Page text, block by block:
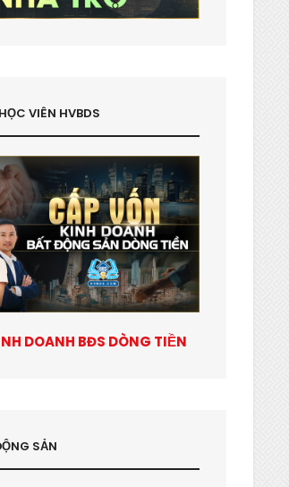
VIÊN HVBDS
DOANH BĐS DÒNG TIỀN
SẢN